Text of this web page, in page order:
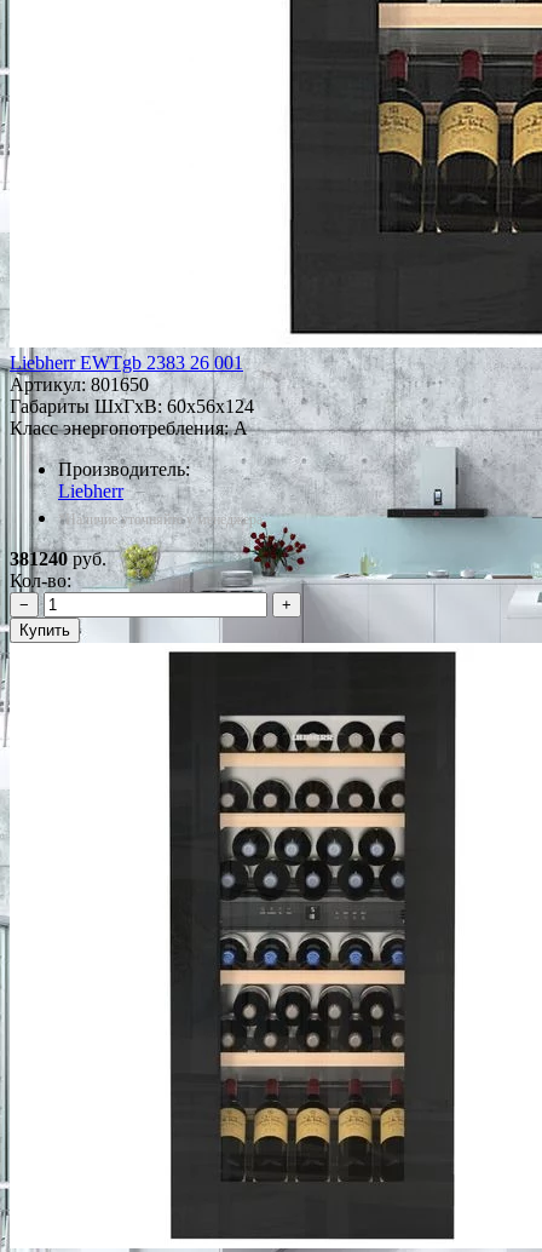
Liebherr EWTgb 2383 26 001
Артикул:801650
Габариты ШxГxВ: 60x56x124
Класс энергопотребления: A
Производитель:
Liebherr
*Наличие уточняйте у менеджера
381240руб.
Кол-во:
−
+
Купить